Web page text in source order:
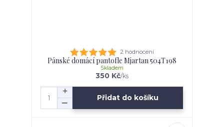
2 hodnocení
Pánské domácí pantofle Mjartan 504T198
350 Kč/ks
Skladem
Přidat do košíku